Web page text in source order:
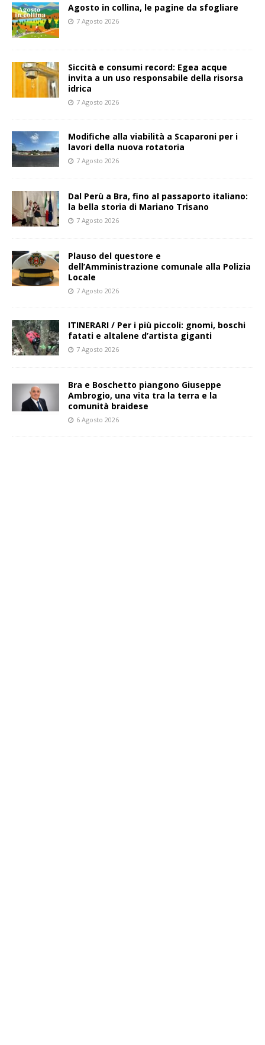
Agosto in collina, le pagine da sfogliare
7 Agosto 2026
Siccità e consumi record: Egea acque
invita a un uso responsabile della risorsa
idrica
7 Agosto 2026
Modifiche alla viabilità a Scaparoni per i
lavori della nuova rotatoria
7 Agosto 2026
​Dal Perù a Bra, fino al passaporto italiano:
la bella storia di Mariano Trisano
7 Agosto 2026
Plauso del questore e
dell’Amministrazione comunale alla Polizia
Locale
7 Agosto 2026
ITINERARI / Per i più piccoli: gnomi, boschi
fatati e altalene d’artista giganti
7 Agosto 2026
Bra e Boschetto piangono Giuseppe
Ambrogio, una vita tra la terra e la
comunità braidese
6 Agosto 2026